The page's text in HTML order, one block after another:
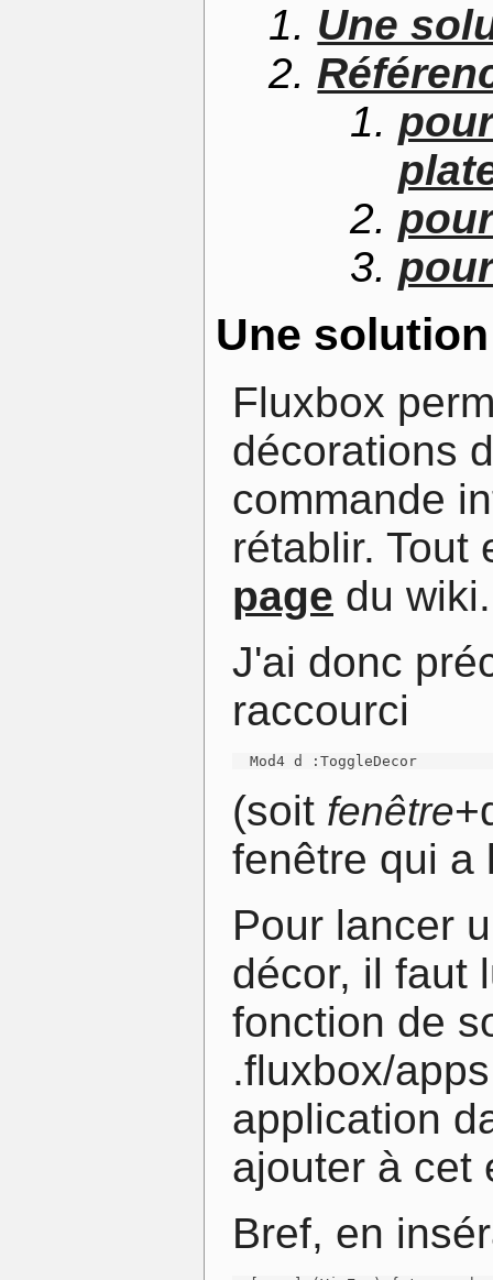
Une
Une
Fluxbox
décorations
commande
rétablir.
page du wiki.
J'ai donc
raccourci
  Mod4 d :ToggleDecor
(soit fenêtre
fenêtre qui a
Pour lancer
décor, il faut
fonction de
.fluxbox/
application
ajouter à cet
Bref, en